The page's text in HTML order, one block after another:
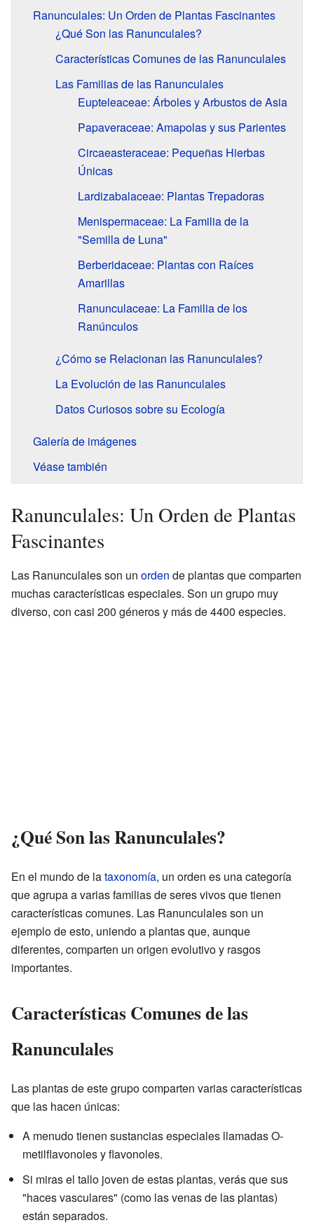
Ranunculales: Un Orden de Plantas Fascinantes
¿Qué Son las Ranunculales?
Características Comunes de las Ranunculales
Las Familias de las Ranunculales
Eupteleaceae: Árboles y Arbustos de Asia
Papaveraceae: Amapolas y sus Parientes
Circaeasteraceae: Pequeñas Hierbas
Únicas
Lardizabalaceae: Plantas Trepadoras
Menispermaceae: La Familia de la
"Semilla de Luna"
Berberidaceae: Plantas con Raíces
Amarillas
Ranunculaceae: La Familia de los
Ranúnculos
¿Cómo se Relacionan las Ranunculales?
La Evolución de las Ranunculales
Datos Curiosos sobre su Ecología
Galería de imágenes
Véase también
Ranunculales: Un Orden de Plantas
Fascinantes
Las Ranunculales son un orden de plantas que comparten
muchas características especiales. Son un grupo muy
diverso, con casi 200 géneros y más de 4400 especies.
¿Qué Son las Ranunculales?
En el mundo de lataxonomía, un orden es una categoría
que agrupa a varias familias de seres vivos que tienen
características comunes. Las Ranunculales son un
ejemplo de esto, uniendo a plantas que, aunque
diferentes, comparten un origen evolutivo y rasgos
importantes.
Características Comunes de las
Ranunculales
Las plantas de este grupo comparten varias características
que las hacen únicas:
A menudo tienen sustancias especiales llamadas O-
metilflavonoles y flavonoles.
Si miras el tallo joven de estas plantas, verás que sus
"haces vasculares" (como las venas de las plantas)
están separados.